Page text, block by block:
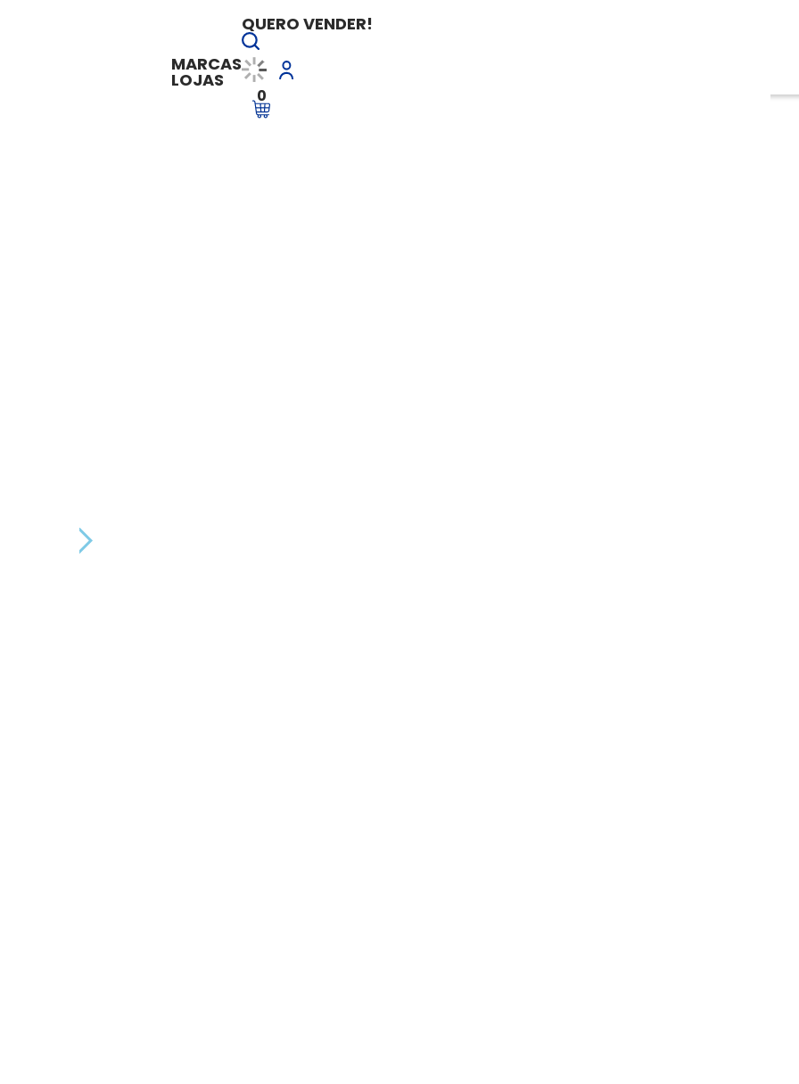
MARCAS
LOJAS
QUERO VENDER!
0
dos Honorários para Escritórios Contábeis
Contábeis, Contabilistas, Estudantes e Administradores.
Honorários voltadas para empresas dos serviços contábeis. Utilizando ferramentas modernas Práticas de
operacionais e econômicas em empresas contábeis no novo ambiente de negócio.
e Serviços de Repartição Pública):
PUC/SP. Mestre em Ciências Contábeis e Atuariais PUC/SP. Graduado e Especialista em Controladoria e
Superior e Avaliação Econômica de Empresas.